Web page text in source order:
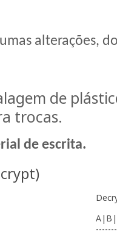
alterações,
de
trocas.
de escrita.
)